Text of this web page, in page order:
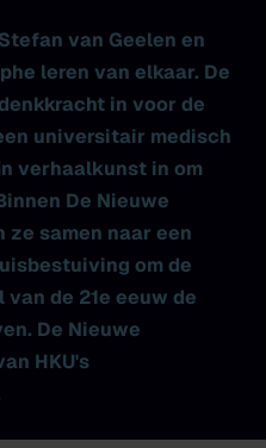
van Geelen en
leren van elkaar. De
in voor de
universitair medisch
verhaalkunst in om
De Nieuwe
samen naar een
om de
de 21e eeuw de
De Nieuwe
HKU's